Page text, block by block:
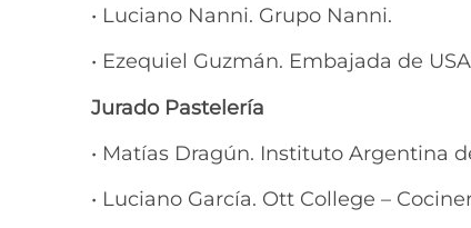
• Luciano Nanni. Grupo Nanni.
• Ezequiel Guzmán. Embajada de
Jurado Pastelería
• Matías Dragún. Instituto Argentina
• Luciano García. Ott College –